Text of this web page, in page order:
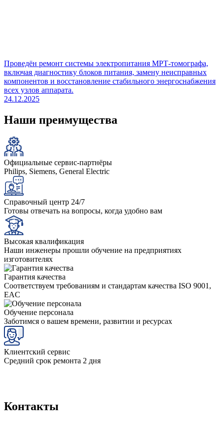
Проведён ремонт системы электропитания МРТ-томографа,
включая диагностику блоков питания, замену неисправных
компонентов и восстановление стабильного энергоснабжения
всех узлов аппарата.
24.12.2025
Наши преимущества
Официальные сервис-партнёры
Philips, Siemens, General Electric
Справочный центр 24/7
Готовы отвечать на вопросы, когда удобно вам
Высокая квалификация
Наши инженеры прошли обучение на предприятиях
изготовителях
Гарантия качества
Соответствуем требованиям и стандартам качества ISO 9001,
EAC
Обучение персонала
Заботимся о вашем времени, развитии и ресурсах
Клиентский сервис
Средний срок ремонта 2 дня
Контакты